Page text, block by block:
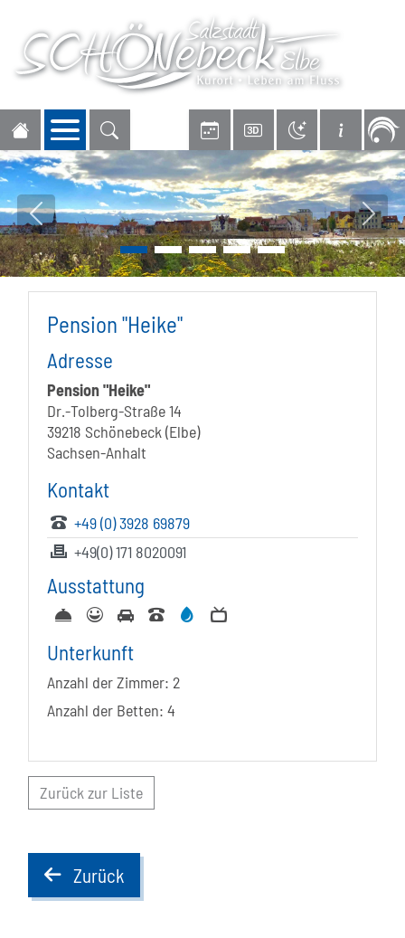
Navigation öffnen
Vorheriges Bild
Pension "Heike"
Adresse
Pension "Heike"
Dr.-Tolberg-Straße 14
39218 Schönebeck (Elbe)
Sachsen-Anhalt
Kontakt
+49 (0) 3928 69879
+49(0) 171 8020091
Ausstattung
Unterkunft
Anzahl der Zimmer: 2
Anzahl der Betten: 4
Zurück zur Liste
backZurück